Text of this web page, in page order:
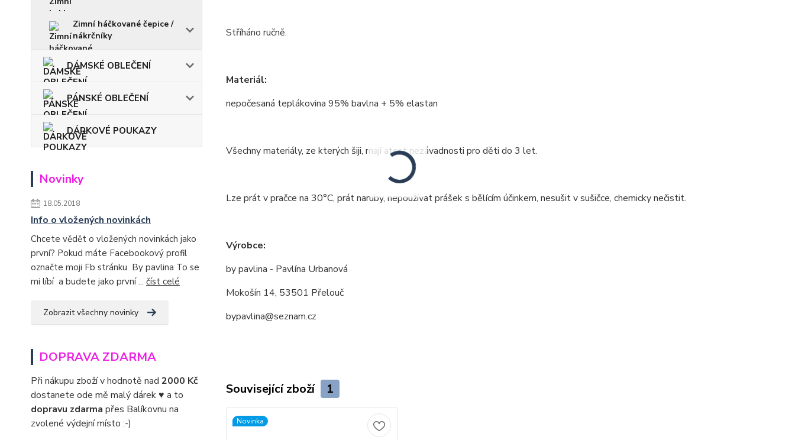
Zimní háčkované čepice /
nákrčníky
DÁMSKÉ OBLEČENÍ
PÁNSKÉ OBLEČENÍ
DÁRKOVÉ POUKAZY
Novinky
18.05.2018
Info o vložených novinkách
Chcete vědět o vložených novinkách jako
první? Pokud máte Facebookový profil
označte moji Fb stránku By pavlina To se
mi líbí a budete jako první ... číst celé
Zobrazit všechny novinky
DOPRAVA ZDARMA
Při nákupu zboží v hodnotě nad 2000 Kč
dostanete ode mě malý dárek ♥ a to
dopravu zdarma přes Balíkovnu na
zvolené výdejní místo :-)
Stříháno ručně.
Materiál:
nepočesaná teplákovina 95% bavlna + 5% elastan
Všechny materiály, ze kterých šiji, mají atest nezávadnosti pro děti do 3 let.
Lze prát v pračce na 30°C, prát naruby, nepoužívat prášek s bělícím účinkem, nesušit v sušičce, chemicky nečistit.
Výrobce:
by pavlina - Pavlína Urbanová
Mokošín 14, 53501 Přelouč
bypavlina@seznam.cz
Související zboží 1
Novinka